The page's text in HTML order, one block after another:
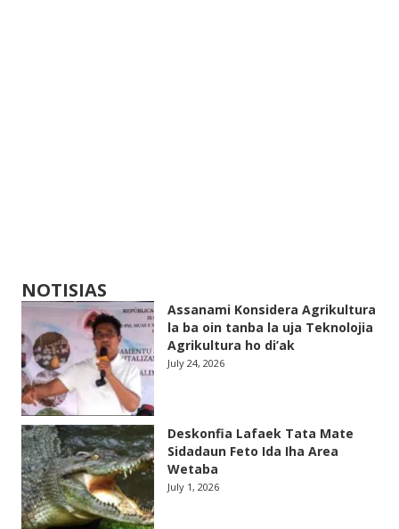
NOTISIAS
Assanami Konsidera Agrikultura
la ba oin tanba la uja Teknolojia
Agrikultura ho di’ak
July 24, 2026
Deskonfia Lafaek Tata Mate
Sidadaun Feto Ida Iha Area
Wetaba
July 1, 2026